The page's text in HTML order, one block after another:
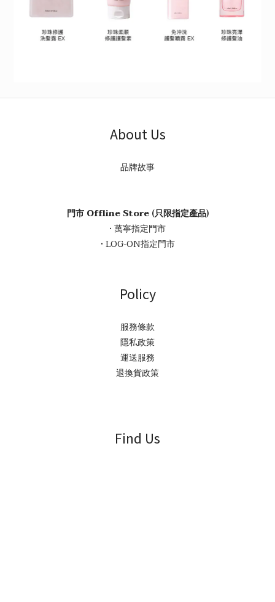
About Us
品牌故事
門市 Offline Store (只限指定產品)
• 萬寧指定門市
• LOG-ON指定門市
Policy
服務條款
隱私政策
運送服務
退換貨政策
Find Us